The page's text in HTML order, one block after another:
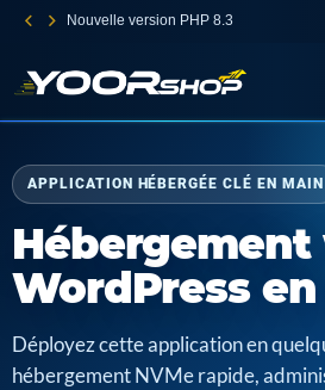
Nouvelle version PHP 8.3
APPLICATION HÉBERGÉE CLÉ EN MAIN
Hébergement
WordPress
Déployez cette application en
hébergement NVMe rapide,